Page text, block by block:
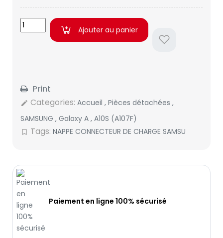
Ajouter au panier
Print
edit Categories: Accueil , Pièces détachées ,
SAMSUNG , Galaxy A , A10S (A107F)
bookmark_border Tags: NAPPE CONNECTEUR DE CHARGE SAMSU
Paiement en ligne 100% sécurisé